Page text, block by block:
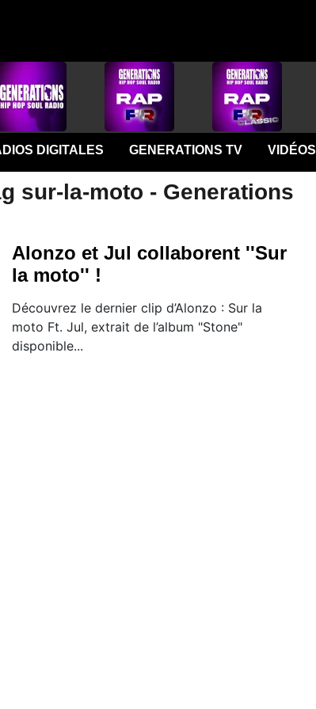
DIGITALES GENERATIONS TV VIDÉOS
sur-la-moto - Generations
Alonzo et Jul collaborent ''Sur
la moto'' !
Découvrez le dernier clip d’Alonzo : Sur la
moto Ft. Jul, extrait de l’album "Stone"
disponible...